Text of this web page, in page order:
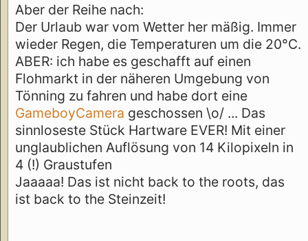
Aber der Reihe nach:
Der Urlaub war vom Wetter her mäßig. Immer
wieder Regen, die Temperaturen um die 20°C.
ABER: ich habe es geschafft auf einen
Flohmarkt in der näheren Umgebung von
Tönning zu fahren und habe dort eine
GameboyCamera geschossen \o/ ... Das
sinnloseste Stück Hartware EVER! Mit einer
unglaublichen Auflösung von 14 Kilopixeln in
4 (!) Graustufen
Jaaaaa! Das ist nicht back to the roots, das
ist back to the Steinzeit!